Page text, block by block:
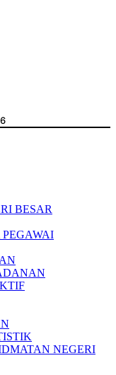
BESAR
NEGERI